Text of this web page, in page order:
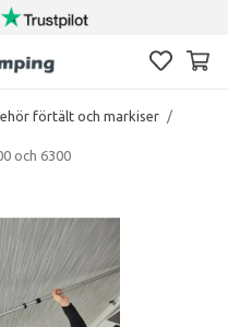
förtält och markiser /
och 6300